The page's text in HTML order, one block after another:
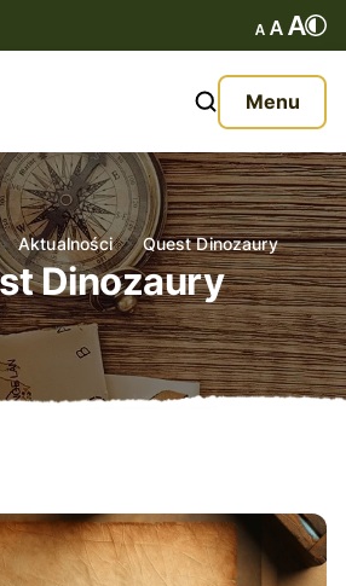
Menu
O nas
Oferta
Aktualności
Kontakt
Aktualności Quest Dinozaury
Dinozaury